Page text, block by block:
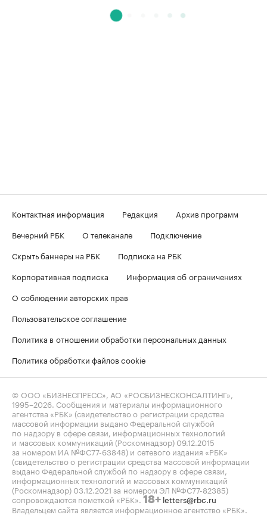
Контактная информация Редакция
Архив программ
Вечерний РБК
О телеканале
Подключение
Скрыть баннеры на РБК
Подписка на РБК
Корпоративная подписка
Информация об ограничениях
О соблюдении авторских прав
Пользовательское соглашение
Политика в отношении обработки персональных данных
Политика обработки файлов cookie
© ООО «БИЗНЕСПРЕСС», АО «РОСБИЗНЕСКОНСАЛТИНГ»,
1995–2026 . Сообщения и материалы информационного
агентства «РБК» (свидетельство о регистрации средства
массовой информации выдано Федеральной службой
по надзору в сфере связи, информационных технологий
и массовых коммуникаций (Роскомнадзор) 09.12.2015
за номером ИА №ФС77-63848) и сетевого издания «РБК»
(свидетельство о регистрации средства массовой информации
выдано Федеральной службой по надзору в сфере связи,
информационных технологий и массовых коммуникаций
(Роскомнадзор) 03.12.2021 за номером ЭЛ №ФС77-82385)
сопровождаются пометкой «РБК». 18+ letters@rbc.ru
Владельцем сайта является информационное агентство «РБК».